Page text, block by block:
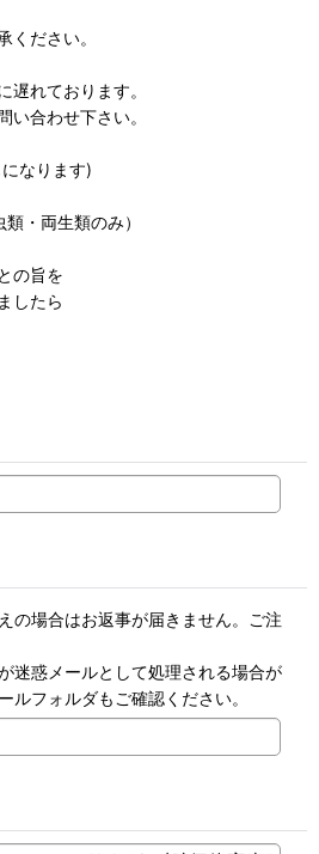
ください。
遅れております。
い合わせ下さい。
なります)
・両生類のみ）
の旨を
したら
の場合はお返事が届きません。ご注
迷惑メールとして処理される場合が
ルフォルダもご確認ください。